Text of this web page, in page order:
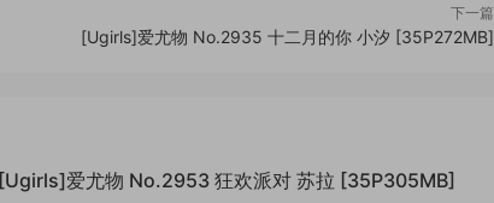
下一篇
[Ugirls]爱尤物 No.2935 十二月的你 小汐 [35P272MB]
[Ugirls]爱尤物 No.2953 狂欢派对 苏拉 [35P305MB]